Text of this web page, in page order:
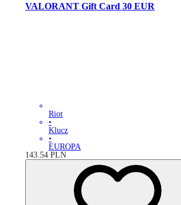
VALORANT Gift Card 30 EUR
Riot
•
Klucz
•
EUROPA
143.54 PLN